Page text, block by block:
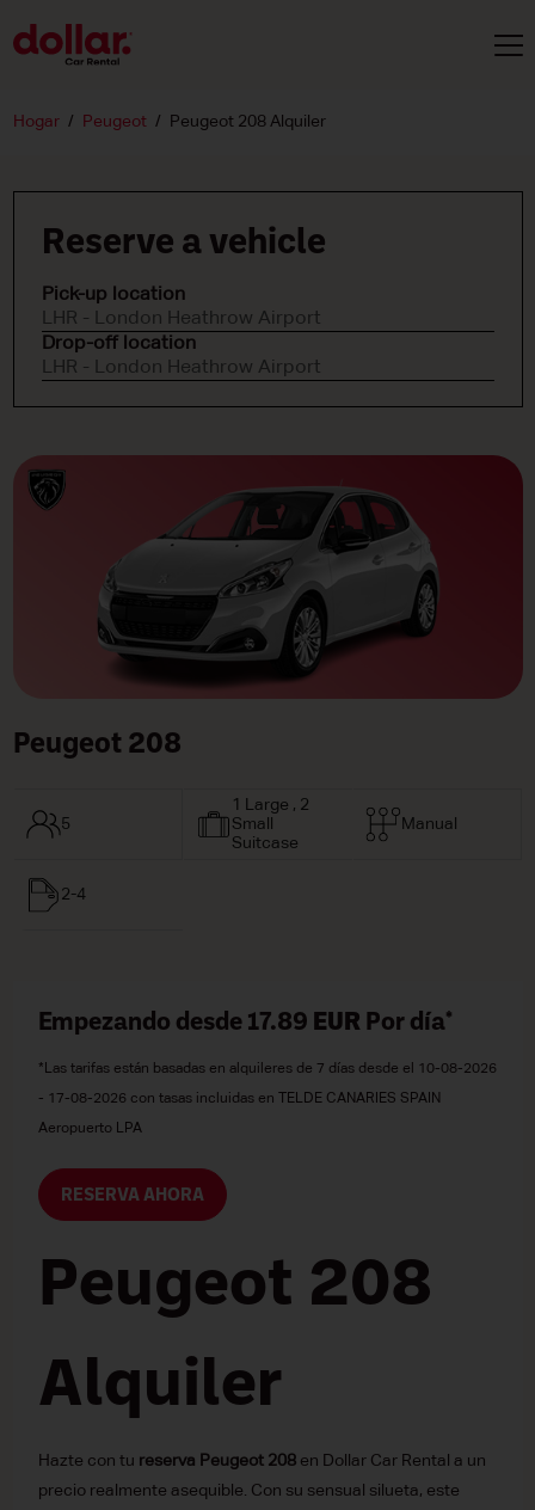
Hogar Peugeot Peugeot 208 Alquiler
Reserve a vehicle
Pick-up location
LHR - London Heathrow Airport
Drop-off location
LHR - London Heathrow Airport
Peugeot 208
5
1 Large , 2
Small
Suitcase
Manual
2-4
Empezando desde 17.89 EURPor día*
*Las tarifas están basadas en alquileres de 7 días desde el 10-08-2026
- 17-08-2026 con tasas incluidas en TELDE CANARIES SPAIN
Aeropuerto LPA
RESERVA AHORA
Peugeot 208
Alquiler
Hazte con tu reserva Peugeot 208en Dollar Car Rental a un
precio realmente asequible. Con su sensual silueta, este